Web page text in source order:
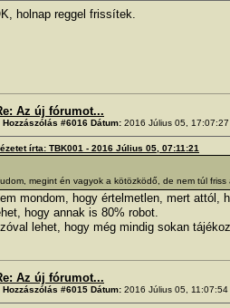
holnap reggel frissítek.
Az új fórumot...
Hozzászólás #6016 Dátum: 2016 Július 05,
írta: TBK001 - 2016 Július 05, 07:11:21
megint én vagyok a kötözködő, de nem túl
mondom, hogy értelmetlen, mert attól,
hogy annak is 80% robot.
lehet, hogy még mindig sokan
Az új fórumot...
Hozzászólás #6015 Dátum: 2016 Július 05, 11:07:54